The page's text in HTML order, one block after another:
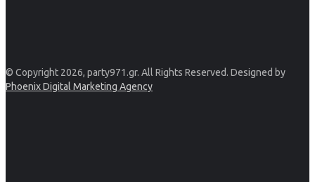
© Copyright 2026, party971.gr. All Rights Reserved. Designed by
Phoenix Digital Marketing Agency